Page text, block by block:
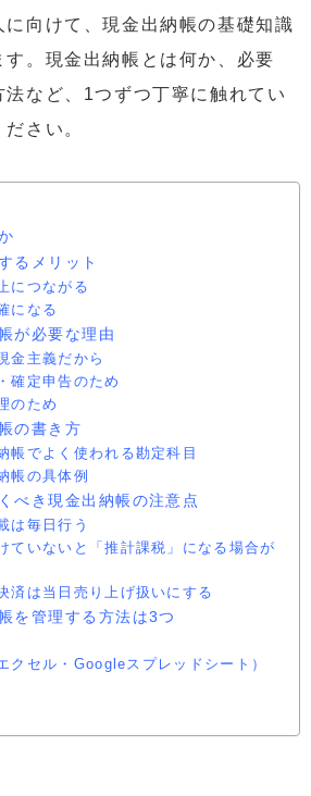
に向けて、現金出納帳の基礎知識
す。現金出納帳とは何か、必要
など、1つずつ丁寧に触れてい
さい。
るメリット
につながる
になる
が必要な理由
金主義だから
確定申告のため
のため
の書き方
帳でよく使われる勘定科目
帳の具体例
べき現金出納帳の注意点
は毎日行う
ていないと「推計課税」になる場合が
済は当日売り上げ扱いにする
を管理する方法は3つ
セル・Googleスプレッドシート）